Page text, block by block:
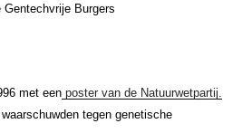
Burgers
met een poster van de Natuurwetpartij.
tegen genetische